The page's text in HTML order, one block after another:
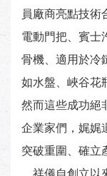
員廠商亮點技
電動門把、賓士
骨機、適用於冷
如水盤、峽谷花
然而這些成功絕
企業家們，娓娓
突破重圍、確立